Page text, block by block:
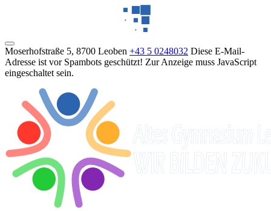
Moserhofstraße 5, 8700 Leoben +43 5 0248032 Diese E-Mail-
Adresse ist vor Spambots geschützt! Zur Anzeige muss JavaScript
eingeschaltet sein.